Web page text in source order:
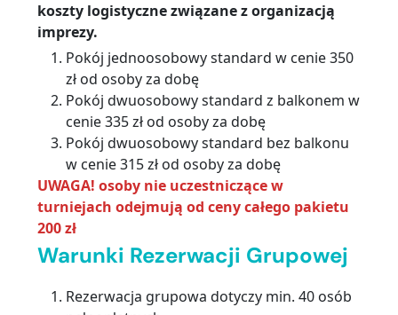
koszty logistyczne związane z organizacją
imprezy.
Pokój jednoosobowy standard w cenie 350
zł od osoby za dobę
Pokój dwuosobowy standard z balkonem w
cenie 335 zł od osoby za dobę
Pokój dwuosobowy standard bez balkonu
w cenie 315 zł od osoby za dobę
UWAGA! osoby nie uczestniczące w
turniejach odejmują od ceny całego pakietu
200 zł
Warunki Rezerwacji Grupowej
Rezerwacja grupowa dotyczy min. 40 osób